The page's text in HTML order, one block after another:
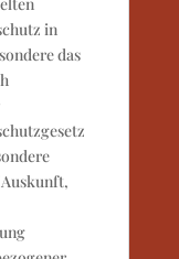
in
das